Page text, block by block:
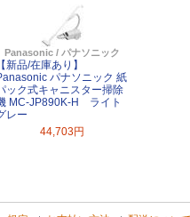
Panasonic / パナソニック
【新品/在庫あり】
パナソニック 紙
ック式キャニスター掃除
MC-JP890K-H ライト
レー
44,703円